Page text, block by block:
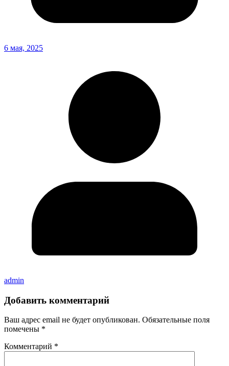
6 мая, 2025
admin
Добавить комментарий
Ваш адрес email не будет опубликован. Обязательные поля
помечены *
Комментарий *